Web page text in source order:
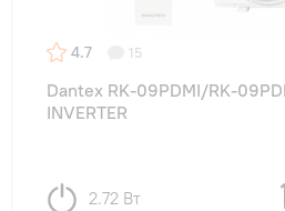
4.7 15
Dantex RK-09PDMI/RK-
INVERTER
2.72 Вт